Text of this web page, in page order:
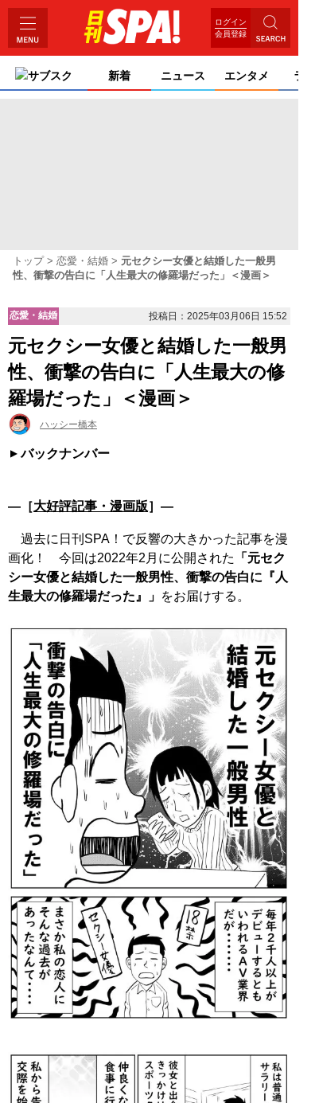
ログイン
会員登録
サブスク 新着 ニュース エンタメ ライ
トップ 恋愛・結婚
元セクシー女優と結婚した一般男
性、衝撃の告白に「人生最大の修羅場だった」＜漫画＞
恋愛・結婚 投稿日：2025年03月06日 15:52
元セクシー女優と結婚した一般男
性、衝撃の告白に「人生最大の修
羅場だった」＜漫画＞
ハッシー橋本
バックナンバー
―［大好評記事・漫画版］―
過去に日刊SPA！で反響の大きかった記事を漫
画化！ 今回は2022年2月に公開された
「元セク
シー女優と結婚した一般男性、衝撃の告白に『人
生最大の修羅場だった』」 をお届けする。